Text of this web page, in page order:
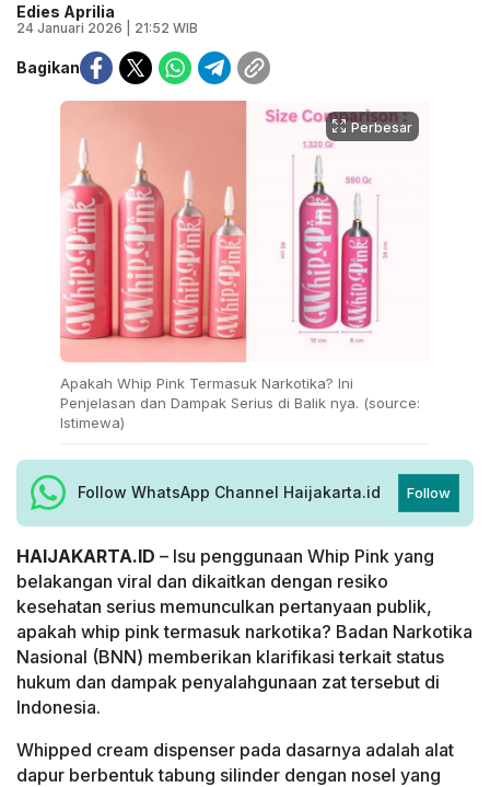
Edies Aprilia
24 Januari 2026 | 21:52 WIB
Bagikan
Perbesar
Apakah Whip Pink Termasuk Narkotika? Ini
Penjelasan dan Dampak Serius di Balik nya. (source:
Istimewa)
Follow WhatsApp Channel Haijakarta.id Follow
HAIJAKARTA.ID – Isu penggunaan Whip Pink yang
belakangan viral dan dikaitkan dengan resiko
kesehatan serius memunculkan pertanyaan publik,
apakah whip pink termasuk narkotika? Badan Narkotika
Nasional (BNN) memberikan klarifikasi terkait status
hukum dan dampak penyalahgunaan zat tersebut di
Indonesia.
Whipped cream dispenser pada dasarnya adalah alat
dapur berbentuk tabung silinder dengan nosel yang